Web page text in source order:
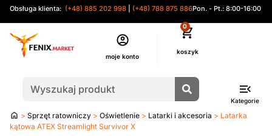
Obsługa klienta: (+48) 885 202 998 (+48) 788 875 886Pon. - Pt.: 8:00-16:00
moje konto
0
Kategorie
Strona
główna
> Sprzęt ratowniczy > Oświetlenie > Latarki i akcesoria > Latarka
kątowa ATEX Streamlight Survivor X